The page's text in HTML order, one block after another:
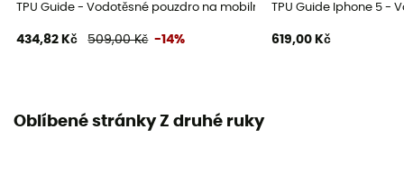
TPU Guide - Vodotěsné pouzdro na mobilní
434,82 Kč 509,00 Kč -14%
TPU Guide Iphone 5 -
619,00 Kč
Oblíbené stránky Z druhé ruky